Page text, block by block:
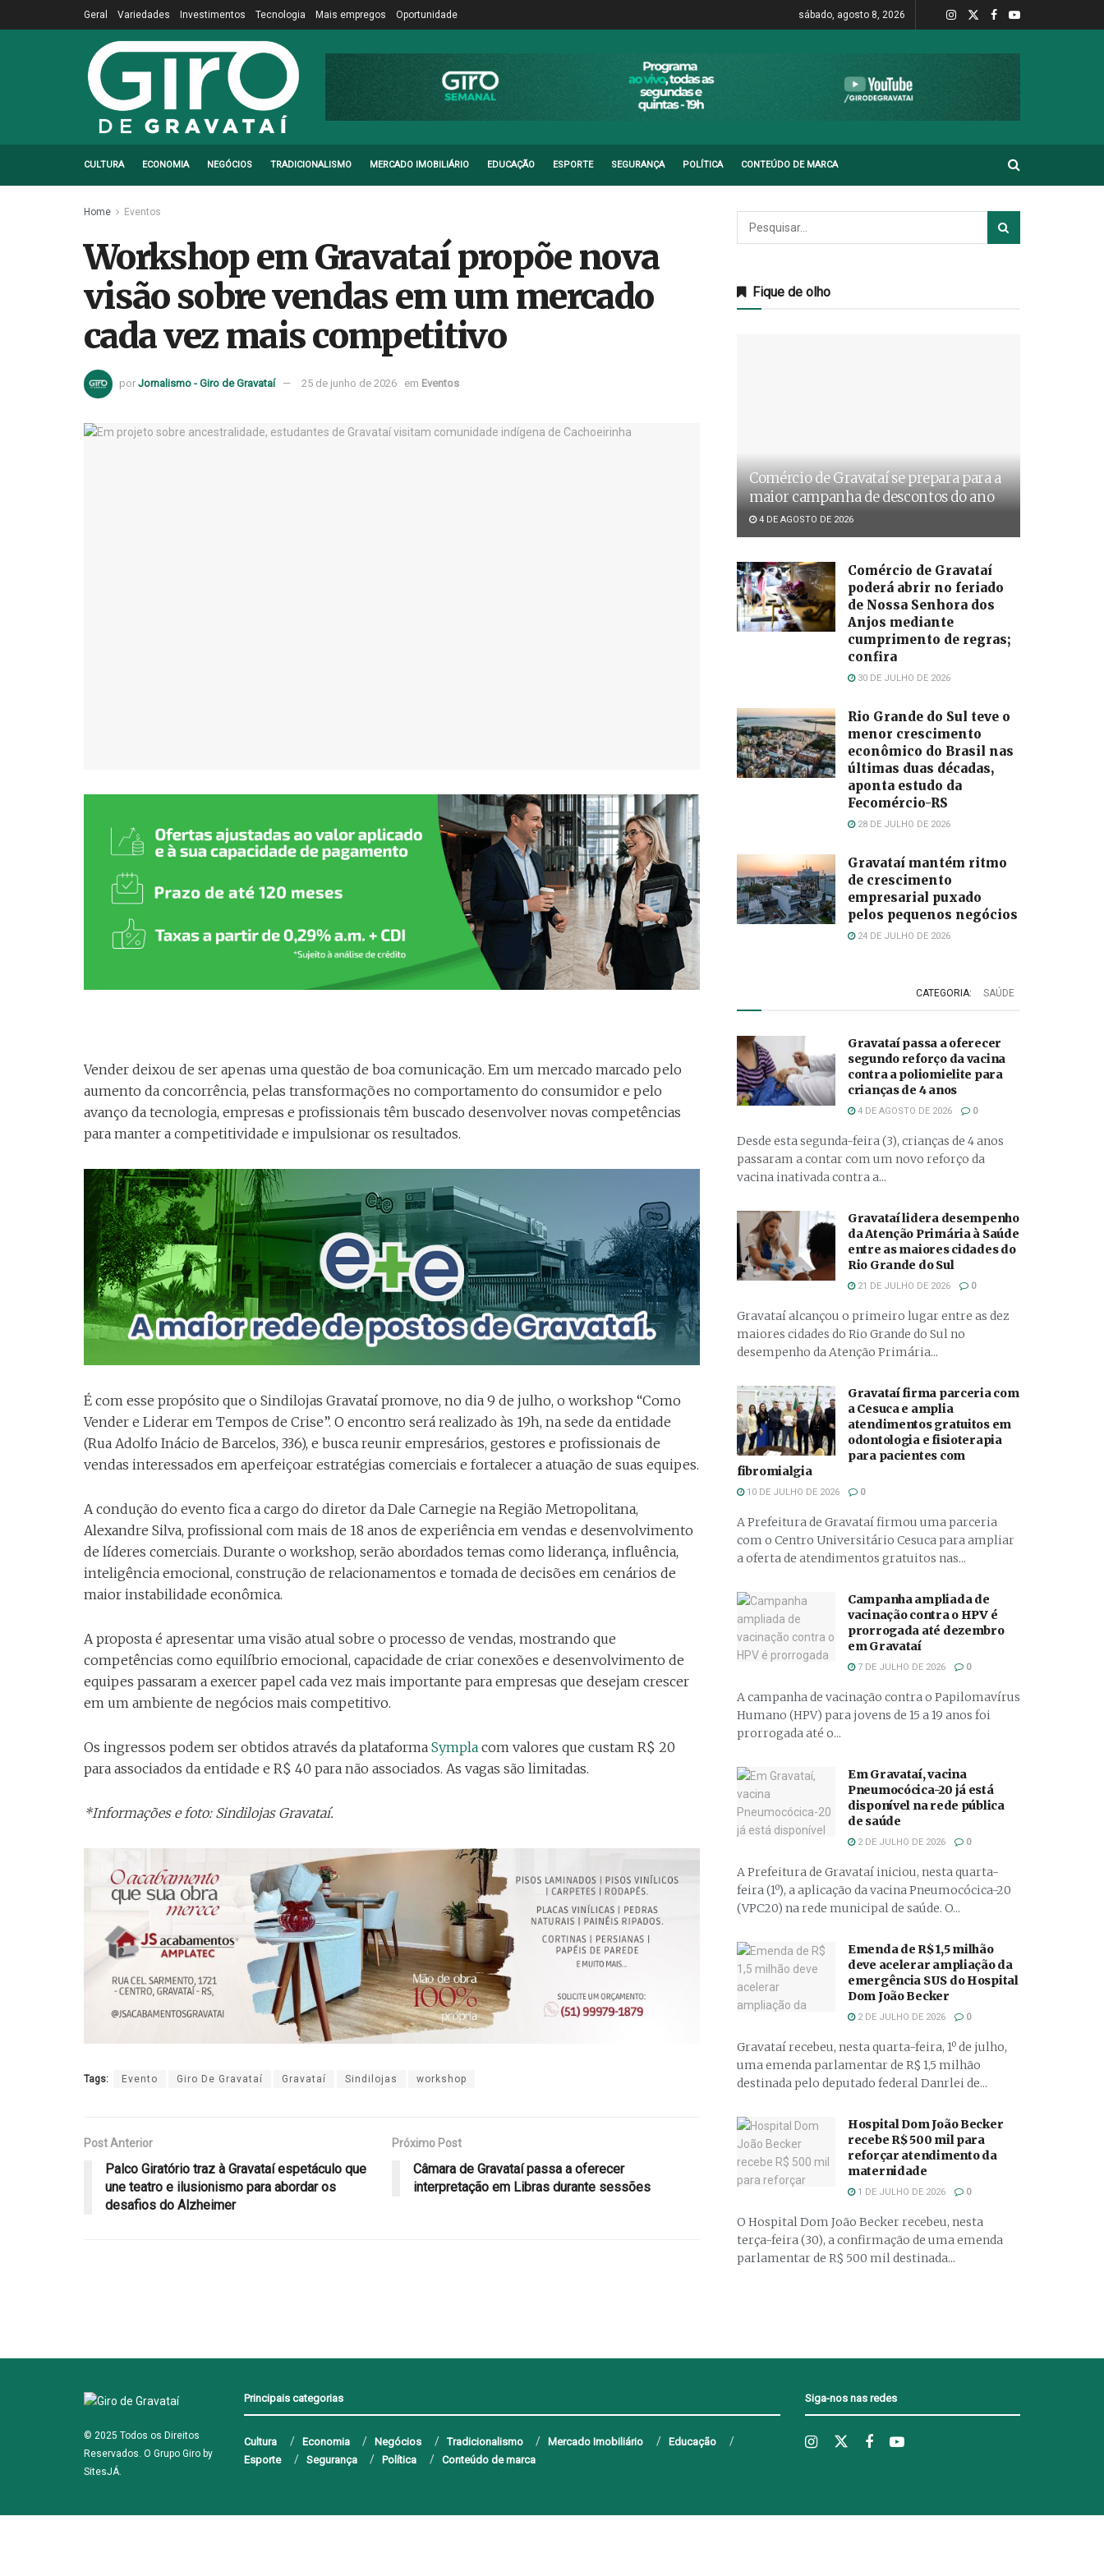
Geral Variedades Investimentos Tecnologia Mais empregos Oportunidade sábado, agosto 8, 2026
CULTURA ECONOMIA NEGÓCIOS TRADICIONALISMO MERCADO IMOBILIÁRIO EDUCAÇÃO ESPORTE SEGURANÇA POLÍTICA CONTEÚDO DE MARCA
Home Eventos
Workshop em Gravataí propõe nova
visão sobre vendas em um mercado
cada vez mais competitivo
por Jornalismo - Giro de Gravataí 25 de junho de 2026 em Eventos
Vender deixou de ser apenas uma questão de boa comunicação. Em um mercado marcado pelo
aumento da concorrência, pelas transformações no comportamento do consumidor e pelo
avanço da tecnologia, empresas e profissionais têm buscado desenvolver novas competências
para manter a competitividade e impulsionar os resultados.
É com esse propósito que o Sindilojas Gravataí promove, no dia 9 de julho, o workshop “Como
Vender e Liderar em Tempos de Crise”. O encontro será realizado às 19h, na sede da entidade
(Rua Adolfo Inácio de Barcelos, 336), e busca reunir empresários, gestores e profissionais de
vendas interessados em aperfeiçoar estratégias comerciais e fortalecer a atuação de suas equipes.
A condução do evento fica a cargo do diretor da Dale Carnegie na Região Metropolitana,
Alexandre Silva, profissional com mais de 18 anos de experiência em vendas e desenvolvimento
de líderes comerciais. Durante o workshop, serão abordados temas como liderança, influência,
inteligência emocional, construção de relacionamentos e tomada de decisões em cenários de
maior instabilidade econômica.
A proposta é apresentar uma visão atual sobre o processo de vendas, mostrando que
competências como equilíbrio emocional, capacidade de criar conexões e desenvolvimento de
equipes passaram a exercer papel cada vez mais importante para empresas que desejam crescer
em um ambiente de negócios mais competitivo.
Os ingressos podem ser obtidos através da plataforma Sympla com valores que custam R$ 20
para associados da entidade e R$ 40 para não associados. As vagas são limitadas.
*Informações e foto: Sindilojas Gravataí.
Tags: Evento Giro De Gravataí Gravataí Sindilojas workshop
Post Anterior
Palco Giratório traz à Gravataí espetáculo que
une teatro e ilusionismo para abordar os
desafios do Alzheimer
Próximo Post
Câmara de Gravataí passa a oferecer
interpretação em Libras durante sessões
Fique de olho
Comércio de Gravataí se prepara para a
maior campanha de descontos do ano
4 DE AGOSTO DE 2026
Comércio de Gravataí
poderá abrir no feriado
de Nossa Senhora dos
Anjos mediante
cumprimento de regras;
confira
30 DE JULHO DE 2026
Rio Grande do Sul teve o
menor crescimento
econômico do Brasil nas
últimas duas décadas,
aponta estudo da
Fecomércio-RS
28 DE JULHO DE 2026
Gravataí mantém ritmo
de crescimento
empresarial puxado
pelos pequenos negócios
24 DE JULHO DE 2026
CATEGORIA: SAÚDE
Gravataí passa a oferecer
segundo reforço da vacina
contra a poliomielite para
crianças de 4 anos
4 DE AGOSTO DE 2026 0
Desde esta segunda-feira (3), crianças de 4 anos
passaram a contar com um novo reforço da
vacina inativada contra a...
Gravataí lidera desempenho
da Atenção Primária à Saúde
entre as maiores cidades do
Rio Grande do Sul
21 DE JULHO DE 2026 0
Gravataí alcançou o primeiro lugar entre as dez
maiores cidades do Rio Grande do Sul no
desempenho da Atenção Primária...
Gravataí firma parceria com
a Cesuca e amplia
atendimentos gratuitos em
odontologia e fisioterapia
para pacientes com
fibromialgia
10 DE JULHO DE 2026 0
A Prefeitura de Gravataí firmou uma parceria
com o Centro Universitário Cesuca para ampliar
a oferta de atendimentos gratuitos nas...
Campanha ampliada de
vacinação contra o HPV é
prorrogada até dezembro
em Gravataí
7 DE JULHO DE 2026 0
A campanha de vacinação contra o Papilomavírus
Humano (HPV) para jovens de 15 a 19 anos foi
prorrogada até o...
Em Gravataí, vacina
Pneumocócica-20 já está
disponível na rede pública
de saúde
2 DE JULHO DE 2026 0
A Prefeitura de Gravataí iniciou, nesta quarta-
feira (1º), a aplicação da vacina Pneumocócica-20
(VPC20) na rede municipal de saúde. O...
Emenda de R$ 1,5 milhão
deve acelerar ampliação da
emergência SUS do Hospital
Dom João Becker
2 DE JULHO DE 2026 0
Gravataí recebeu, nesta quarta-feira, 1º de julho,
uma emenda parlamentar de R$ 1,5 milhão
destinada pelo deputado federal Danrlei de...
Hospital Dom João Becker
recebe R$ 500 mil para
reforçar atendimento da
maternidade
1 DE JULHO DE 2026 0
O Hospital Dom João Becker recebeu, nesta
terça-feira (30), a confirmação de uma emenda
parlamentar de R$ 500 mil destinada...
© 2025 Todos os Direitos
Reservados. O Grupo Giro by
SitesJÁ.
Principais categorias
Cultura Economia Negócios Tradicionalismo Mercado Imobiliário
Educação
Esporte
Segurança Política Conteúdo de marca
Siga-nos nas redes